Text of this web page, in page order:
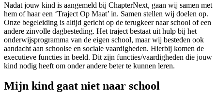
Nadat jouw kind is aangemeld bij ChapterNext, gaan wij samen met
hem of haar een ‘Traject Op Maat’ in. Samen stellen wij doelen op.
Onze begeleiding is altijd gericht op de terugkeer naar school of een
andere zinvolle dagbesteding. Het traject bestaat uit hulp bij het
onderwijsprogramma van de eigen school, maar wij besteden ook
aandacht aan schoolse en sociale vaardigheden. Hierbij komen de
executieve functies in beeld. Dit zijn functies/vaardigheden die jouw
kind nodig heeft om onder andere beter te kunnen leren.
Mijn kind gaat niet naar school